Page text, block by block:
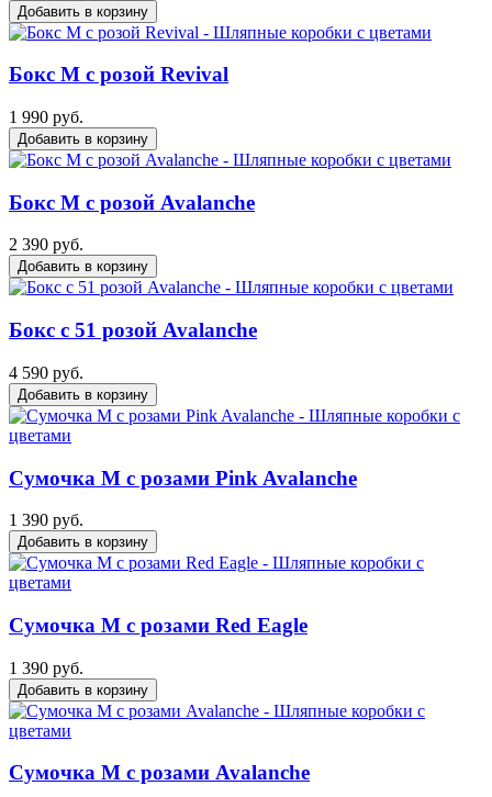
Добавить в корзину
Бокс M с розой Revival
1 990 руб.
Добавить в корзину
Бокс M с розой Avalanche
2 390 руб.
Добавить в корзину
Бокс с 51 розой Avalanche
4 590 руб.
Добавить в корзину
Сумочка М с розами Pink Avalanche
1 390 руб.
Добавить в корзину
Сумочка М с розами Red Eagle
1 390 руб.
Добавить в корзину
Сумочка М с розами Avalanche